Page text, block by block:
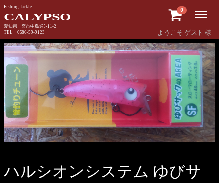
Fishing Tackle
CALYPSO
愛知県一宮市中島通5-11-2
TEL：0586-59-9123
0
ようこそ ゲスト 様
Menu
ハルシオンシステム ゆびサ